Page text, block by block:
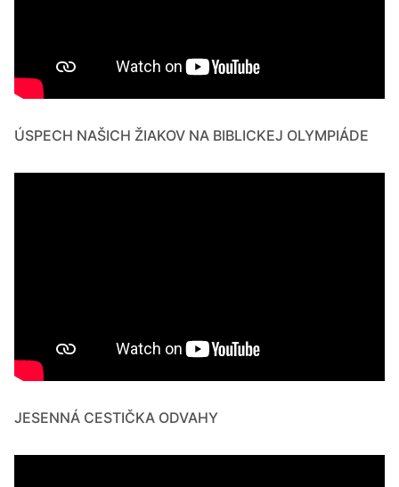
ÚSPECH NAŠICH ŽIAKOV NA BIBLICKEJ OLYMPIÁDE
JESENNÁ CESTIČKA ODVAHY